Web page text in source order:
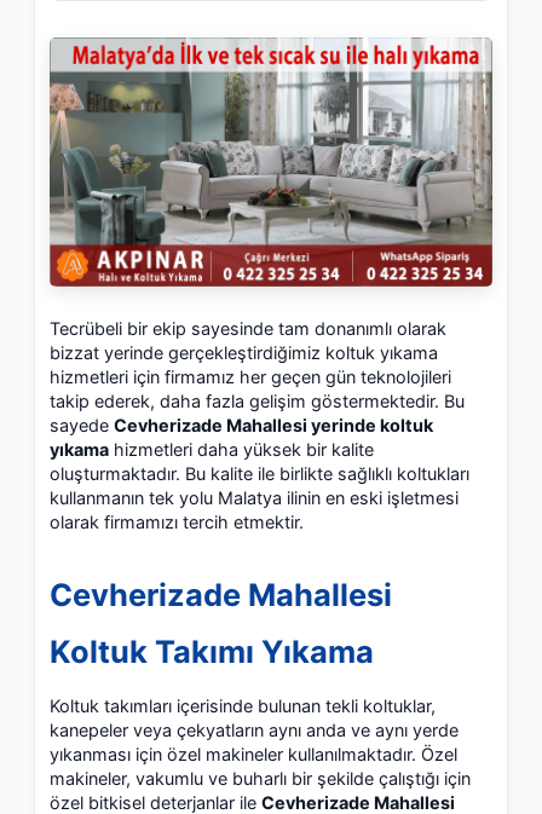
Tecrübeli bir ekip sayesinde tam donanımlı olarak
bizzat yerinde gerçekleştirdiğimiz koltuk yıkama
hizmetleri için firmamız her geçen gün teknolojileri
takip ederek, daha fazla gelişim göstermektedir. Bu
sayedeCevherizade Mahallesi yerinde koltuk
yıkama hizmetleri daha yüksek bir kalite
oluşturmaktadır. Bu kalite ile birlikte sağlıklı koltukları
kullanmanın tek yolu Malatya ilinin en eski işletmesi
olarak firmamızı tercih etmektir.
Cevherizade Mahallesi
Koltuk Takımı Yıkama
Koltuk takımları içerisinde bulunan tekli koltuklar,
kanepeler veya çekyatların aynı anda ve aynı yerde
yıkanması için özel makineler kullanılmaktadır. Özel
makineler, vakumlu ve buharlı bir şekilde çalıştığı için
özel bitkisel deterjanlar ileCevherizade Mahallesi